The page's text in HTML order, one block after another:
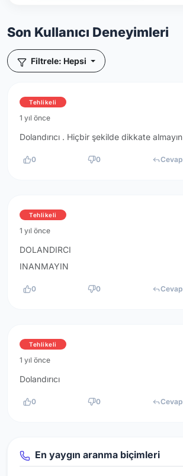
Son Kullanıcı Deneyimleri
Filtrele: Hepsi
Tehlikeli
1 yıl önce
Dolandırıcı . Hiçbir şekilde dikkate almayın
0 0 Cevap
Tehlikeli
1 yıl önce
DOLANDIRCI
INANMAYIN
0 0 Cevap
Tehlikeli
1 yıl önce
Dolandırıcı
0 0 Cevap
En yaygın aranma biçimleri